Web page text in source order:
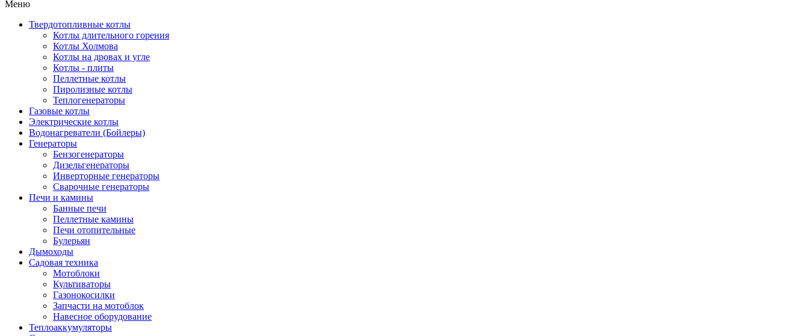
Меню
Твердотопливные котлы
Котлы длительного горения
Котлы Холмова
Котлы на дровах и угле
Котлы - плиты
Пеллетные котлы
Пиролизные котлы
Теплогенераторы
Газовые котлы
Электрические котлы
Водонагреватели (Бойлеры)
Генераторы
Бензогенераторы
Дизельгенераторы
Инверторные генераторы
Сварочные генераторы
Печи и камины
Банные печи
Пеллетные камины
Печи отопительные
Булерьян
Дымоходы
Садовая техника
Мотоблоки
Культиваторы
Газонокосилки
Запчасти на мотоблок
Навесное оборудование
Теплоаккумуляторы